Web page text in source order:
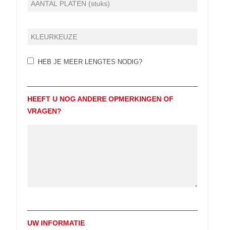
HEB JE MEER LENGTES NODIG?
HEEFT U NOG ANDERE OPMERKINGEN OF
VRAGEN?
UW INFORMATIE